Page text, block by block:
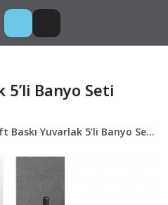
5’li Banyo Seti
Çift Baskı Yuvarlak 5’li Banyo Seti Krom - Siyah